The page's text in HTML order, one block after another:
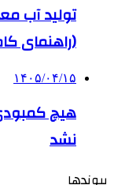
تولید آب
(راهنمای
۱۴۰۵/۰۴/۱۵
هیچ
نشد